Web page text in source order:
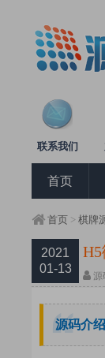
联系我们
首页
首页 >棋牌
2021
01-13
源
源码介绍